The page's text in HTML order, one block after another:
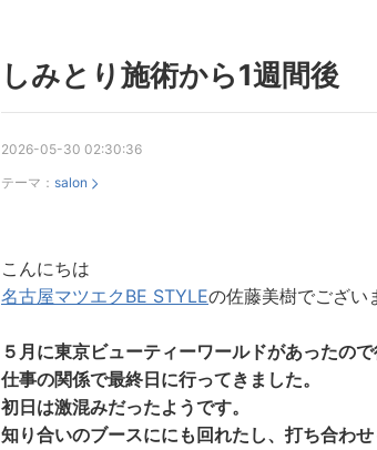
しみとり施術から1週間後
2026-05-30 02:30:36
テーマ： salon
こんにちは
名古屋マツエクBE STYLEの佐藤美樹でござい
５月に東京ビューティーワールドがあったので
仕事の関係で最終日に行ってきました。
初日は激混みだったようです。
知り合いのブースににも回れたし、打ち合わせ